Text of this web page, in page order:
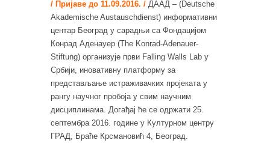
/ Пријаве до 11.09.2016. / ДААД – (Deutsche
Akademische Austauschdienst) информативни
центар Београд у сарадњи са Фондацијом
Конрад Аденауер (The Konrad-Adenauer-
Stiftung) организује први Falling Walls Lab у
Србији, иновативну платформу за
представљање истраживачких пројеката у
рангу научног пробоја у свим научним
дисциплинама. Догађај ће се одржати 25.
септембра 2016. године у Културном центру
ГРАД, Браће Крсмановић 4, Београд.